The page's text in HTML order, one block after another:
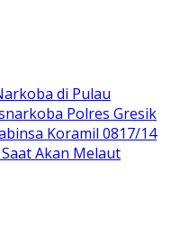
di Pulau
Polres Gresik
Koramil 0817/14
Akan Melaut